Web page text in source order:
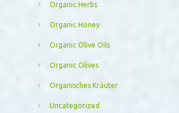
Organic Herbs
Organic Honey
Organic Olive Oils
Organic Olives
Organisches Kräuter
Uncategorized